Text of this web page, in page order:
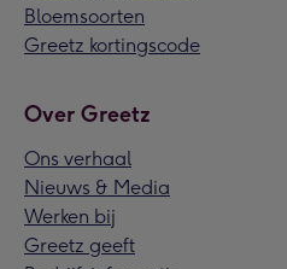
Bloemsoorten
Greetz kortingscode
Over Greetz
Ons verhaal
Nieuws & Media
Werken bij
Greetz geeft